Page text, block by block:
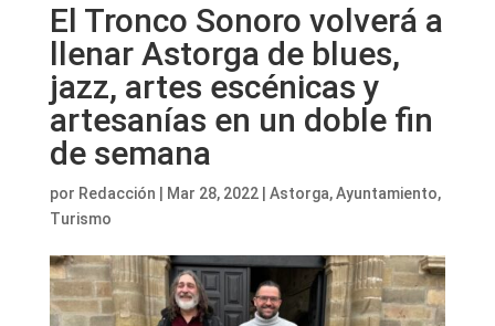
El Tronco Sonoro volverá a
llenar Astorga de blues,
jazz, artes escénicas y
artesanías en un doble fin
de semana
por Redacción Mar 28, 2022| Astorga,Ayuntamiento,
Turismo